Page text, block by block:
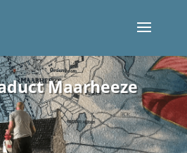
Maarheeze